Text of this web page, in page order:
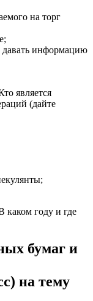
на торг
давать информацию
является
(дайте
каком году и где
бумаг и
на тему